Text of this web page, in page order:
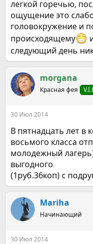
легкой горечью,
ощущение это
головокружение и
происходящему
следующий день
morgana
Красная фея
30 Июл 2014
В пятнадцать лет в
восьмого класса
молодежный
выгодного
(1руб.36коп) с
Mariha
Начинающий
30 Июл 2014